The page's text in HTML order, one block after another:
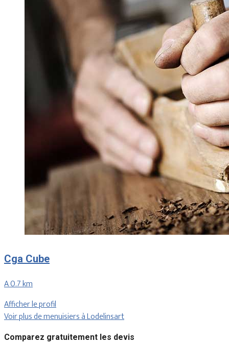
Cga Cube
A 0.7 km
Afficher le profil
Voir plus de menuisiers à Lodelinsart
Comparez gratuitement les devis